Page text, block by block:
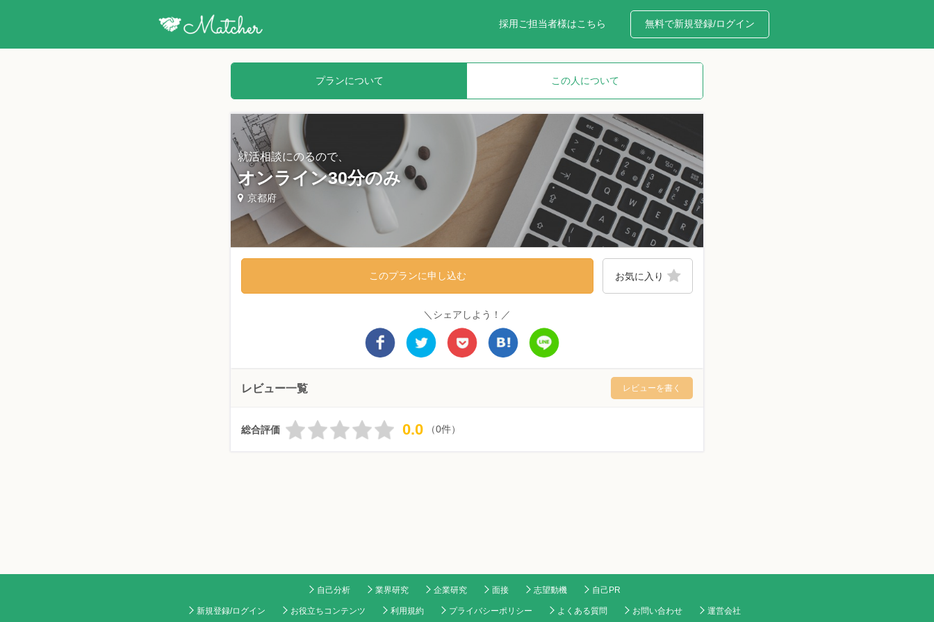
無料で新規登録/ログイン
採用ご担当者様はこちら
プランについて この人について
就活相談にのるので、
オンライン30分のみ
京都府
このプランに申し込む お気に入り
＼シェアしよう！／
レビュー一覧 レビューを書く
総合評価 0.0 （0件）
自己分析 業界研究 企業研究 面接 志望動機 自己PR
新規登録/ログイン お役立ちコンテンツ 利用規約 プライバシーポリシー よくある質問 お問い合わせ 運営会社